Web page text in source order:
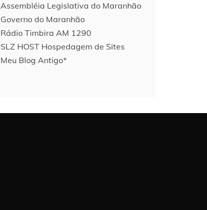
Assembléia Legislativa do Maranhão
Governo do Maranhão
Rádio Timbira AM 1290
SLZ HOST Hospedagem de Sites
Meu Blog Antigo*